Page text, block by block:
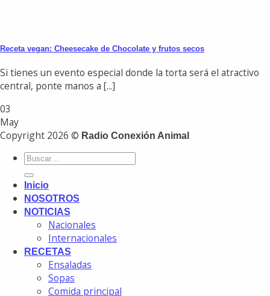
Receta vegan: Cheesecake de Chocolate y frutos secos
Si tienes un evento especial donde la torta será el atractivo
central, ponte manos a [...]
03
May
Copyright 2026 © Radio Conexión Animal
Inicio
NOSOTROS
NOTICIAS
Nacionales
Internacionales
RECETAS
Ensaladas
Sopas
Comida principal